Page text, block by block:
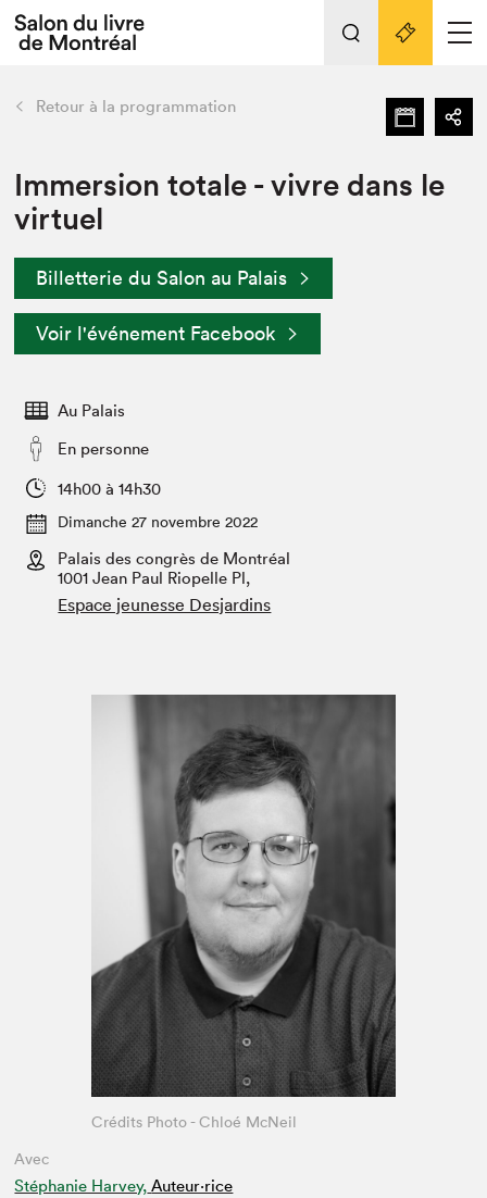
Espace exposant⋅e⋅s
Espace enseignant·e·s
Espace médias
L'événement
Préparer sa visite au Salon
Actualités
SLM PRO
retour Nos activités
Préparer sa visite
Salon au Palais
Salon dans la ville et en ligne
Projets partenaires
Liens pratiques
Retour à la programmation
Immersion totale - vivre dans le
virtuel
Billetterie du Salon au Palais
Voir l'événement Facebook
Au Palais
En personne
14h00 à 14h30
Dimanche 27 novembre 2022
Palais des congrès de Montréal
1001 Jean Paul Riopelle Pl,
Espace jeunesse Desjardins
Avec
Stéphanie Harvey, Auteur·rice
Crédits Photo - Chloé McNeil